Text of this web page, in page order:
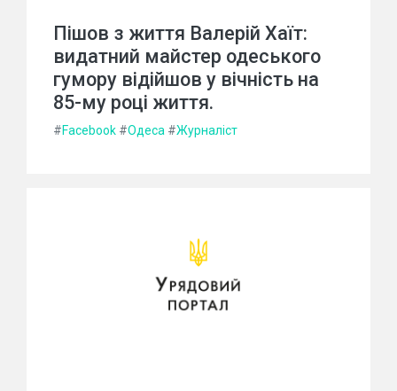
Пішов з життя Валерій Хаїт:
видатний майстер одеського
гумору відійшов у вічність на
85-му році життя.
#Facebook #Одеса #Журналіст